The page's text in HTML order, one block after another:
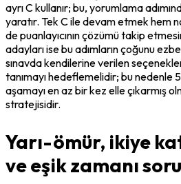
ayrı C kullanır; bu, yorumlama
yaratır. Tek C ile devam etmek hem
de puanlayıcının çözümü takip
adayları ise bu adımların çoğunu
sınavda kendilerine verilen
tanımayı hedeflemelidir; bu nedenle
aşamayı en az bir kez elle çıkarmış
stratejisidir.
Yarı-ömür, ikiye
ve eşik zamanı